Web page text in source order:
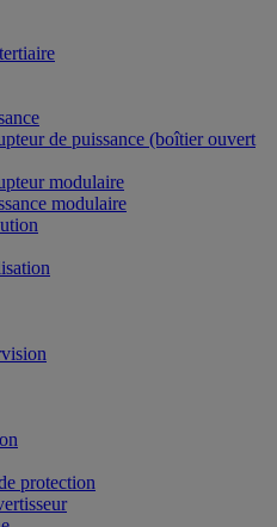
de puissance (boîtier ouvert
modulaire
modulaire
protection